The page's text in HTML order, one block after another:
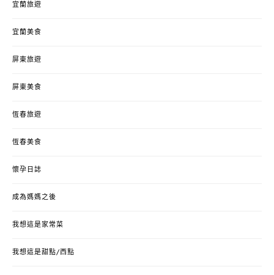
宜蘭旅遊
宜蘭美食
屏東旅遊
屏東美食
恆春旅遊
恆春美食
懷孕日誌
成為媽媽之後
我想這是家常菜
我想這是甜點/西點